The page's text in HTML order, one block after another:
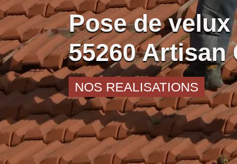
Pose de
55260 Artisan
NOS REALISATIONS